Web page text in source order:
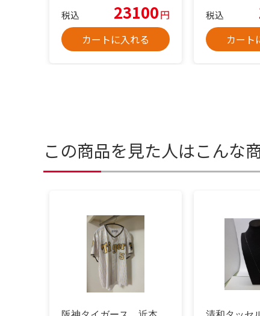
税込 23100円
カートに入れる
税込
カート
この商品を見た人はこんな